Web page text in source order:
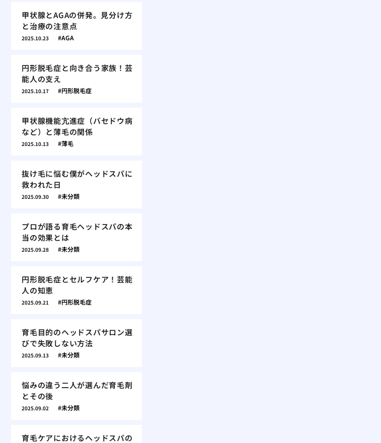
甲状腺とAGAの併発。見分け方
と治療の注意点
2025.10.23 AGA
円形脱毛症と向き合う家族！芸
能人の支え
2025.10.17 円形脱毛症
甲状腺機能亢進症（バセドウ病
など）と薄毛の関係
2025.10.13 薄毛
抜け毛に悩む僕がヘッドスパに
救われた日
2025.09.30 未分類
プロが語る育毛ヘッドスパの本
当の効果とは
2025.09.28 未分類
円形脱毛症とセルフケア！芸能
人の知恵
2025.09.21 円形脱毛症
育毛目的のヘッドスパサロン選
びで失敗しない方法
2025.09.13 未分類
悩みの違う二人が選んだ育毛剤
とその後
2025.09.02 未分類
育毛ケアにおけるヘッドスパの